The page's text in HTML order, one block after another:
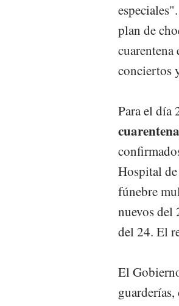
plan de
cuarentena
conciertos
Para el día
Hospital
fúnebre
nuevos del
del 24. El
El